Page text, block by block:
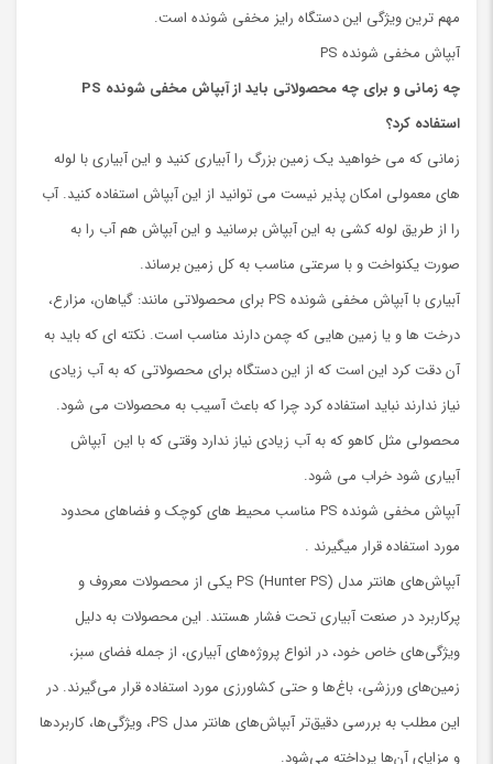
مهم ترین ویژگی این دستگاه رایز مخفی شونده است.
آبپاش مخفی شونده PS
چه زمانی و برای چه محصولاتی باید از آبپاش مخفی شونده PS
استفاده کرد؟
زمانی که می خواهید یک زمین بزرگ را آبیاری کنید و این آبیاری با لوله
های معمولی امکان پذیر نیست می توانید از این آبپاش استفاده کنید. آب
را از طریق لوله کشی به این آبپاش برسانید و این آبپاش هم آب را به
صورت یکنواخت و با سرعتی مناسب به کل زمین برساند.
آبیاری با آبپاش مخفی شونده PS برای محصولاتی مانند: گیاهان، مزارع،
درخت ها و یا زمین هایی که چمن دارند مناسب است. نکته ای که باید به
آن دقت کرد این است که از این دستگاه برای محصولاتی که به آب زیادی
نیاز ندارند نباید استفاده کرد چرا که باعث آسیب به محصولات می شود.
محصولی مثل کاهو که به آب زیادی نیاز ندارد وقتی که با این آبپاش
آبیاری شود خراب می شود.
آبپاش مخفی شونده PS مناسب محیط های کوچک و فضاهای محدود
مورد استفاده قرار میگیرند .
آبپاش‌های هانتر مدل PS (Hunter PS) یکی از محصولات معروف و
پرکاربرد در صنعت آبیاری تحت فشار هستند. این محصولات به دلیل
ویژگی‌های خاص خود، در انواع پروژه‌های آبیاری، از جمله فضای سبز،
زمین‌های ورزشی، باغ‌ها و حتی کشاورزی مورد استفاده قرار می‌گیرند. در
این مطلب به بررسی دقیق‌تر آبپاش‌های هانتر مدل PS، ویژگی‌ها، کاربردها
و مزایای آن‌ها پرداخته می‌شود.